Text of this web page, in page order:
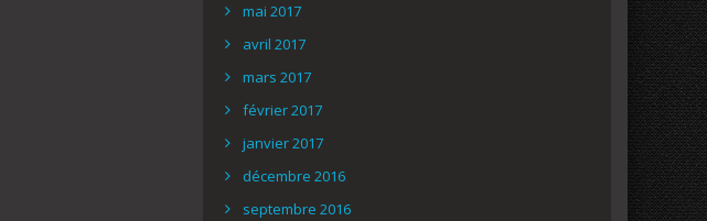
mai 2017
avril 2017
mars 2017
février 2017
janvier 2017
décembre 2016
septembre 2016